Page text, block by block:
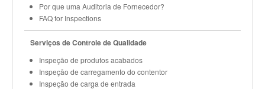
Por que uma Auditoria de Fornecedor?
FAQ for Inspections
Serviços de Controle de Qualidade
Inspeção de produtos acabados
Inspeção de carregamento do contentor
Inspeção de carga de entrada